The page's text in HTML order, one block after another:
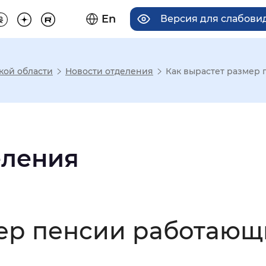
En Версия для
отображения
Увеличенный
области Новости отделения Как вырастет размер
пенсии